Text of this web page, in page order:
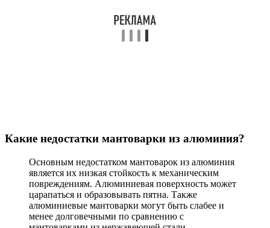
Какие недостатки мантоварки из алюминия?
Основным недостатком мантоварок из алюминия
является их низкая стойкость к механическим
повреждениям. Алюминиевая поверхность может
царапаться и образовывать пятна. Также
алюминиевые мантоварки могут быть слабее и
менее долговечными по сравнению с